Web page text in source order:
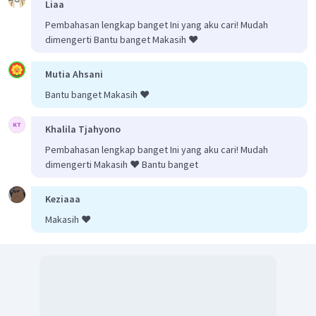
Liaa
Pembahasan lengkap banget Ini yang aku cari! Mudah
dimengerti Bantu banget Makasih ❤️
Mutia Ahsani
Bantu banget Makasih ❤️
Khalila Tjahyono
Pembahasan lengkap banget Ini yang aku cari! Mudah
dimengerti Makasih ❤️ Bantu banget
Keziaaa
Makasih ❤️